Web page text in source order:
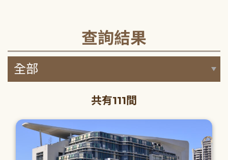
查詢結果
共有111間